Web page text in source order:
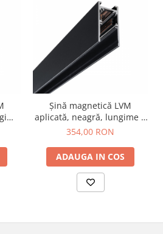
Șină magnetică LVM
aplicată, neagră, lungime 2
m
354,00 RON
ADAUGA IN COS